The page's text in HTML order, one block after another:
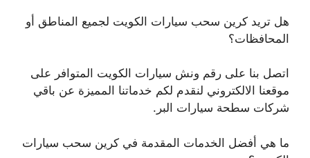
هل تريد كرين سحب سيارات الكويت لجميع المناطق أو
المحافظات؟
اتصل بنا على رقم ونش سيارات الكويت المتوافر على
موقعنا الالكتروني لنقدم لكم خدماتنا المميزة عن باقي
شركات سطحة سيارات البر.
ما هي أفضل الخدمات المقدمة في كرين سحب سيارات